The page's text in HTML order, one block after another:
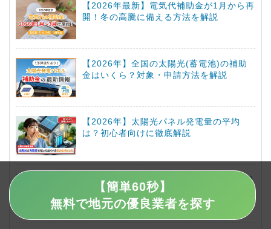
【2026年最新】電気代補助金が1月から再
開！冬の高騰に備える方法を解説
【2026年】全国の太陽光(蓄電池)の補助
金はいくら？対象・申請方法を解説
【2026年】太陽光パネル発電量の平均
は？初心者向けに徹底解説
太陽光発電10kW以上は損？費用と20年間
の売電収入を徹底シミュレーション
【簡単60秒】
無料で地元の優良業者を探す